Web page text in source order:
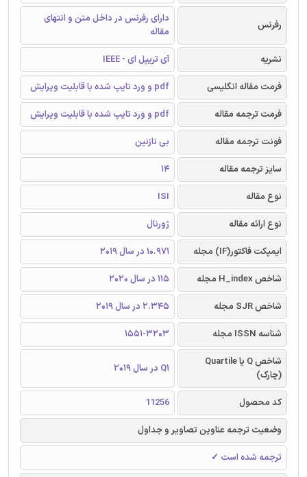
رفرنس
دارای رفرنس در داخل متن و انتهای
مقاله
نشریه
آی تریپل ای - IEEE
فرمت مقاله انگلیسی
pdf و ورد تایپ شده با قابلیت ویرایش
فرمت ترجمه مقاله
pdf و ورد تایپ شده با قابلیت ویرایش
فونت ترجمه مقاله
بی نازنین
سایز ترجمه مقاله
14
نوع مقاله
ISI
نوع ارائه مقاله
ژورنال
ایمپکت فاکتور(IF) مجله
10.971 در سال 2019
شاخص H_index مجله
115 در سال 2020
شاخص SJR مجله
2.345 در سال 2019
شناسه ISSN مجله
1551-3203
شاخص Q یا Quartile
(چارک)
Q1 در سال 2019
کد محصول
11256
وضعیت ترجمه عناوین تصاویر و جداول
ترجمه شده است ✓